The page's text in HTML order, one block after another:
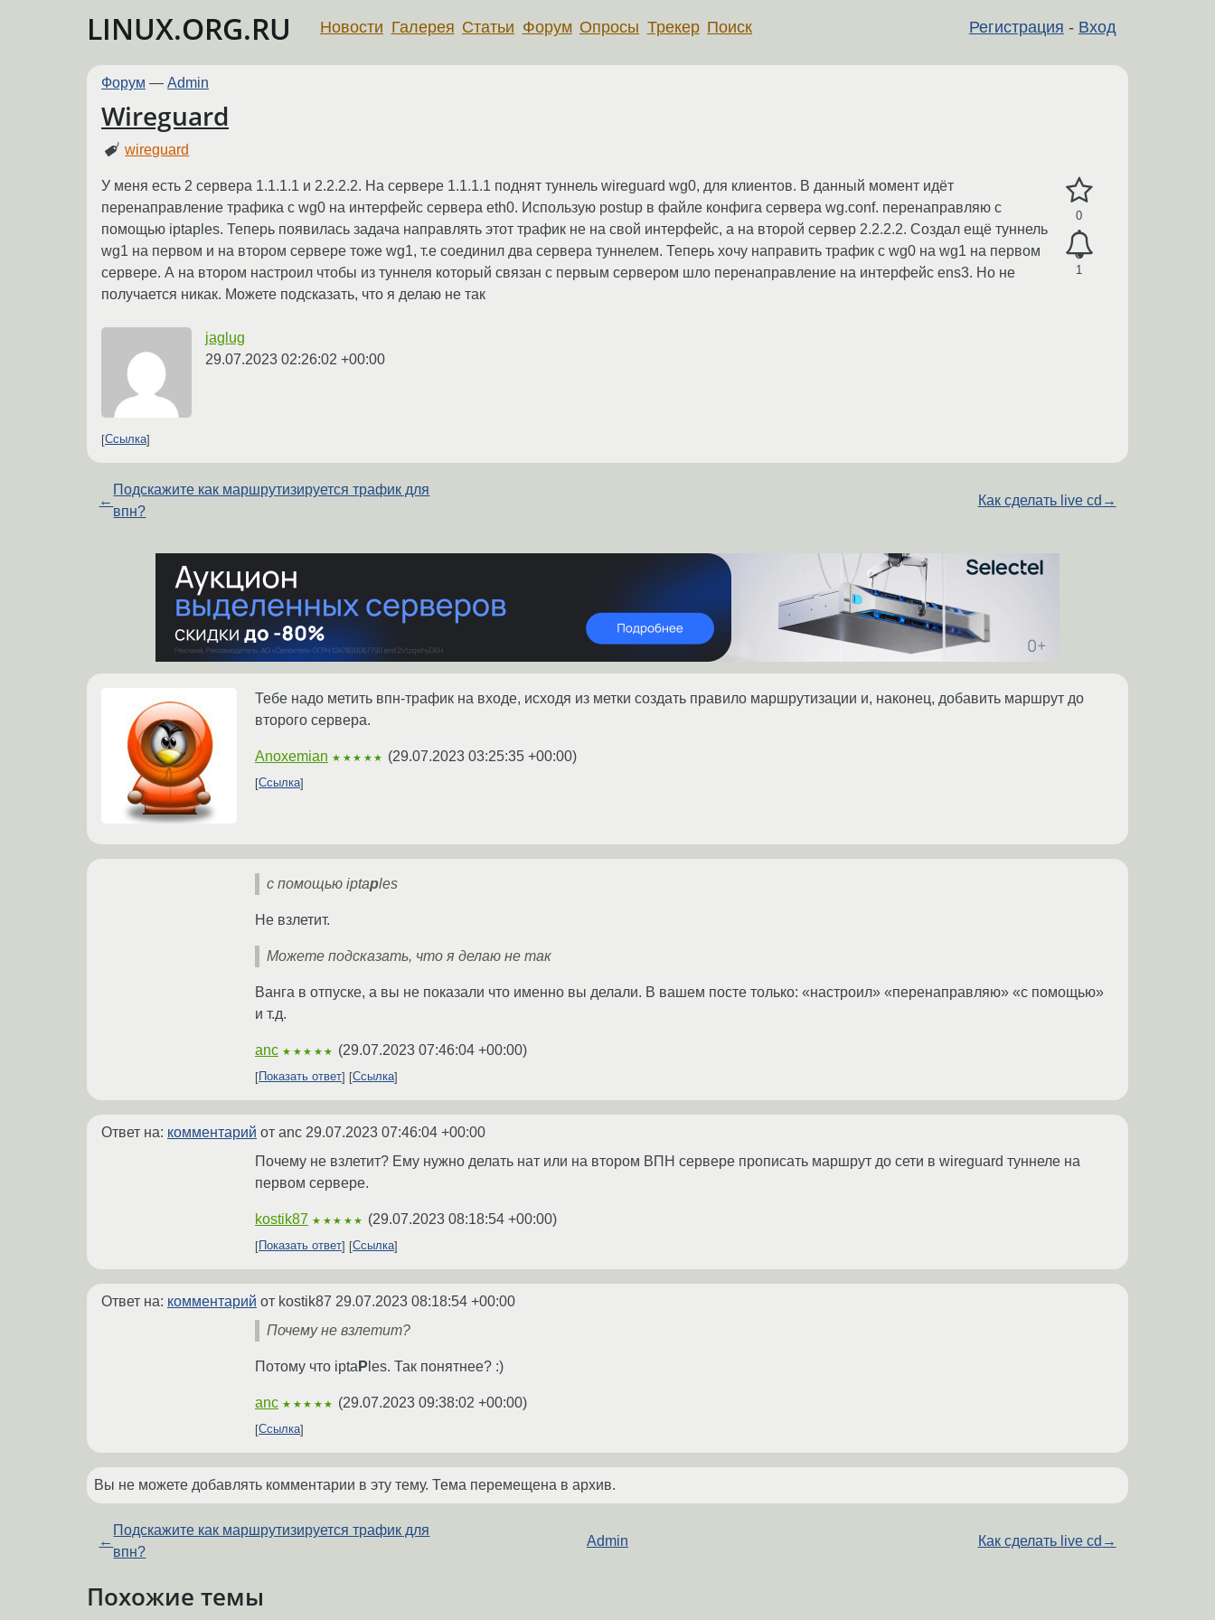
LINUX.ORG.RU Регистрация - Вход
Новости Галерея Статьи Форум Опросы Трекер Поиск
Форум — Admin
Wireguard
wireguard
0
1
У меня есть 2 сервера 1.1.1.1 и 2.2.2.2. На сервере 1.1.1.1 поднят туннель wireguard wg0, для клиентов. В данный момент идёт
перенаправление трафика с wg0 на интерфейс сервера eth0. Использую postup в файле конфига сервера wg.conf. перенаправляю с
помощью iptaples. Теперь появилась задача направлять этот трафик не на свой интерфейс, а на второй сервер 2.2.2.2. Создал ещё туннель
wg1 на первом и на втором сервере тоже wg1, т.е соединил два сервера туннелем. Теперь хочу направить трафик с wg0 на wg1 на первом
сервере. А на втором настроил чтобы из туннеля который связан с первым сервером шло перенаправление на интерфейс ens3. Но не
получается никак. Можете подсказать, что я делаю не так
jaglug
29.07.2023 02:26:02 +00:00
Ссылка
←
Подскажите как маршрутизируется трафик для
впн?
Как сделать live cd →
Тебе надо метить впн-трафик на входе, исходя из метки создать правило маршрутизации и, наконец, добавить маршрут до
второго сервера.
Anoxemian ★★★★★ (29.07.2023 03:25:35 +00:00)
Ссылка
с помощью iptaples
Не взлетит.
Можете подсказать, что я делаю не так
Ванга в отпуске, а вы не показали что именно вы делали. В вашем посте только: «настроил» «перенаправляю» «с помощью»
и т.д.
anc ★★★★★ (29.07.2023 07:46:04 +00:00)
Показать ответ Ссылка
Ответ на: комментарий от anc 29.07.2023 07:46:04 +00:00
Почему не взлетит? Ему нужно делать нат или на втором ВПН сервере прописать маршрут до сети в wireguard туннеле на
первом сервере.
kostik87 ★★★★★ (29.07.2023 08:18:54 +00:00)
Показать ответ Ссылка
Ответ на: комментарий от kostik87 29.07.2023 08:18:54 +00:00
Почему не взлетит?
Потому что ipta P les. Так понятнее? :)
anc ★★★★★ (29.07.2023 09:38:02 +00:00)
Ссылка
Вы не можете добавлять комментарии в эту тему. Тема перемещена в архив.
←
Подскажите как маршрутизируется трафик для
впн?
Admin Как сделать live cd →
Похожие темы